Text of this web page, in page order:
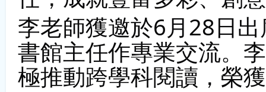
李老師獲邀於6月28日
書館主任作專業交流。
極推動跨學科閱讀，榮